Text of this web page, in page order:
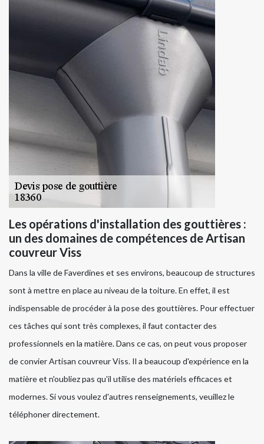
Les opérations d'installation des gouttières :
un des domaines de compétences de Artisan
couvreur Viss
Dans la ville de Faverdines et ses environs, beaucoup de structures
sont à mettre en place au niveau de la toiture. En effet, il est
indispensable de procéder à la pose des gouttières. Pour effectuer
ces tâches qui sont très complexes, il faut contacter des
professionnels en la matière. Dans ce cas, on peut vous proposer
de convier Artisan couvreur Viss. Il a beaucoup d'expérience en la
matière et n'oubliez pas qu'il utilise des matériels efficaces et
modernes. Si vous voulez d'autres renseignements, veuillez le
téléphoner directement.